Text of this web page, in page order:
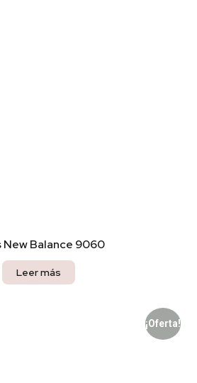
New Balance 9060
Leer más
¡Oferta!